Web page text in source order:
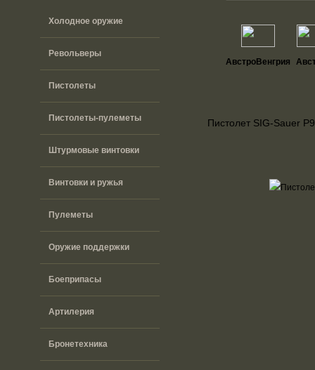
Холодное оружие
Револьверы
Пистолеты
Пистолеты-пулеметы
Штурмовые винтовки
Винтовки и ружья
Пулеметы
Оружие поддержки
Боеприпасы
Артилерия
Бронетехника
АвстроВенгрия
Пистолет SIG-Sauer